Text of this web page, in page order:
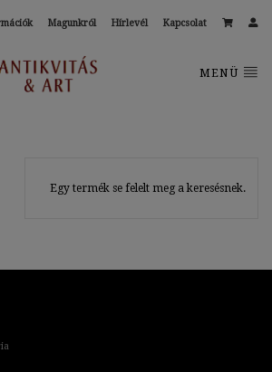
Magunkról Hírlevél Kapcsolat
MENÜ
Egy termék se felelt meg a keresésnek.